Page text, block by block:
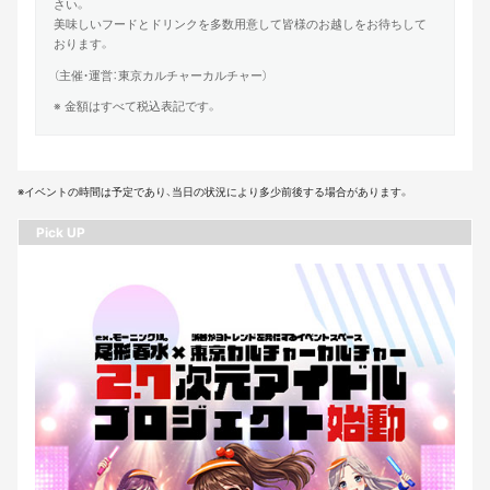
さい。
美味しいフードとドリンクを多数用意して皆様のお越しをお待ちして
おります。
（主催・運営：東京カルチャーカルチャー）
※ 金額はすべて税込表記です。
※イベントの時間は予定であり、当日の状況により多少前後する場合があります。
Pick UP